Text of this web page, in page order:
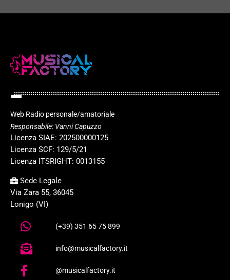
Web Radio personale/amatoriale
Responsabile: Vanni Capuzzo
Licenza SIAE: 202500000125
Licenza SCF: 129/5/21
Licenza ITSRIGHT: 0013155
Sede Legale
Via Zara 55, 36045
Lonigo (VI)
(+39) 351 65 75 899
info@musicalfactory.it
@musicalfactory.it